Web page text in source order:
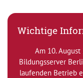
Wichtige
Am 10.
Bildungsserver
laufenden Betrieb